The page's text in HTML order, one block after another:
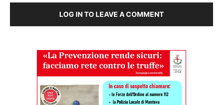
LOG IN TO LEAVE A COMMENT